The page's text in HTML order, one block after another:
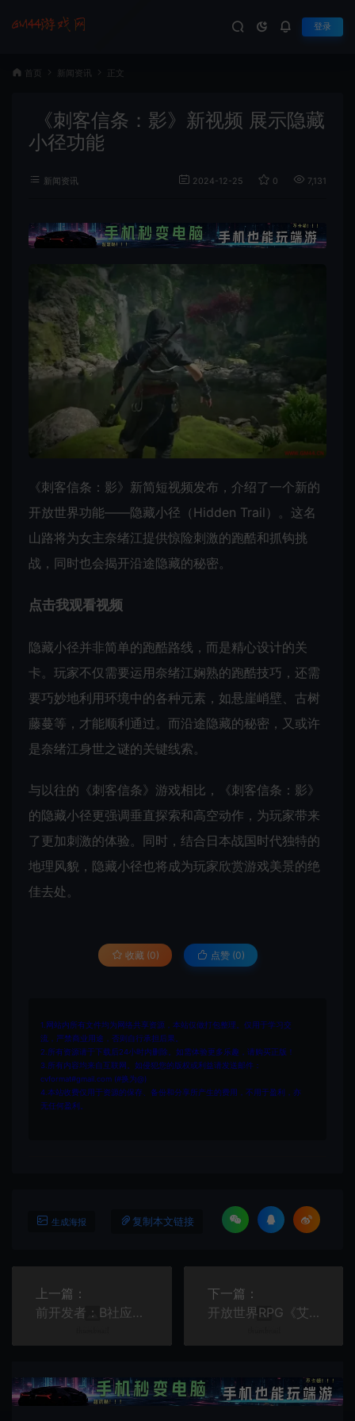
登录
首页 新闻资讯 正文
《刺客信条：影》新视频 展示隐藏
小径功能
新闻资讯 2024-12-25 0 7,131
《刺客信条：影》新简短视频发布，介绍了一个新的
开放世界功能——隐藏小径（Hidden Trail）。这名
山路将为女主奈绪江提供惊险刺激的跑酷和抓钩挑
战，同时也会揭开沿途隐藏的秘密。
点击我观看视频
隐藏小径并非简单的跑酷路线，而是精心设计的关
卡。玩家不仅需要运用奈绪江娴熟的跑酷技巧，还需
要巧妙地利用环境中的各种元素，如悬崖峭壁、古树
藤蔓等，才能顺利通过。而沿途隐藏的秘密，又或许
是奈绪江身世之谜的关键线索。
与以往的《刺客信条》游戏相比，《刺客信条：影》
的隐藏小径更强调垂直探索和高空动作，为玩家带来
了更加刺激的体验。同时，结合日本战国时代独特的
地理风貌，隐藏小径也将成为玩家欣赏游戏美景的绝
佳去处。
收藏 (0) 点赞 (0)
1.网站内所有文件均为网络共享资源，本站仅做打包整理。仅用于学习交
流，严禁商业用途，否则自行承担后果。
2.所有资源请于下载后24小时内删除。如需体验更多乐趣，请购买正版！
3.所有内容均来自互联网。如侵犯您的版权或利益请发送邮件：
cvformat#gmail.com (#换为@)
4.本站收费仅用于资源的保存、备份和分享所产生的费用，不用于盈利，亦
无任何盈利。
生成海报 复制本文链接
上一篇：
前开发者：B社应使用虚幻5引擎 而不是Creation
下一篇：
开放世界RPG《艾琳》更新上线 追加多项新内容